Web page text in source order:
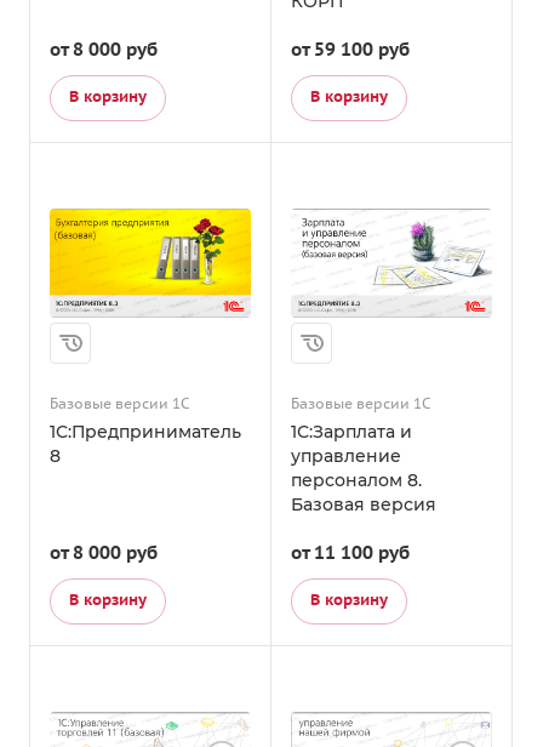
от 8 000 руб
В корзину
от 59 100 руб
В корзину
Базовые версии 1С
1С:Предприниматель
8
от 8 000 руб
В корзину
Базовые версии 1С
1С:Зарплата и
управление
персоналом 8.
Базовая версия
от 11 100 руб
В корзину